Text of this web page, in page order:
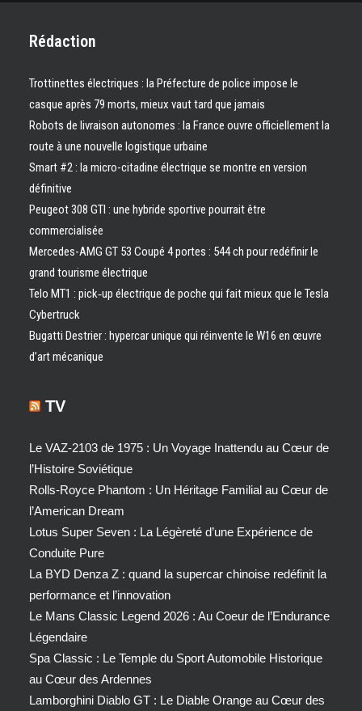
Rédaction
Trottinettes électriques : la Préfecture de police impose le
casque après 79 morts, mieux vaut tard que jamais
Robots de livraison autonomes : la France ouvre officiellement la
route à une nouvelle logistique urbaine
Smart #2 : la micro-citadine électrique se montre en version
définitive
Peugeot 308 GTI : une hybride sportive pourrait être
commercialisée
Mercedes-AMG GT 53 Coupé 4 portes : 544 ch pour redéfinir le
grand tourisme électrique
Telo MT1 : pick‑up électrique de poche qui fait mieux que le Tesla
Cybertruck
Bugatti Destrier : hypercar unique qui réinvente le W16 en œuvre
d’art mécanique
TV
Le VAZ-2103 de 1975 : Un Voyage Inattendu au Cœur de
l’Histoire Soviétique
Rolls-Royce Phantom : Un Héritage Familial au Cœur de
l’American Dream
Lotus Super Seven : La Légèreté d’une Expérience de
Conduite Pure
La BYD Denza Z : quand la supercar chinoise redéfinit la
performance et l’innovation
Le Mans Classic Legend 2026 : Au Coeur de l’Endurance
Légendaire
Spa Classic : Le Temple du Sport Automobile Historique
au Cœur des Ardennes
Lamborghini Diablo GT : Le Diable Orange au Cœur des